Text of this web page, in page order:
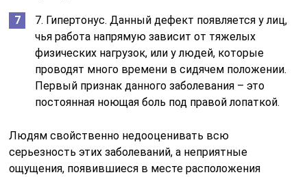
7. Гипертонус. Данный дефект появляется у лиц,
чья работа напрямую зависит от тяжелых
физических нагрузок, или у людей, которые
проводят много времени в сидячем положении.
Первый признак данного заболевания – это
постоянная ноющая боль под правой лопаткой.
Людям свойственно недооценивать всю
серьезность этих заболеваний, а неприятные
ощущения, появившиеся в месте расположения